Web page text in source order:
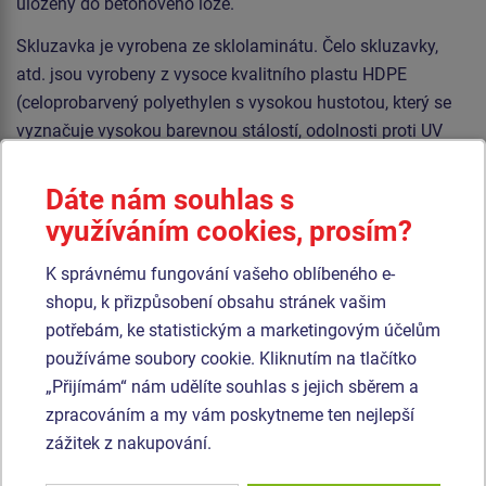
uloženy do betonového lože.
Skluzavka je vyrobena ze sklolaminátu. Čelo skluzavky,
atd. jsou vyrobeny z vysoce kvalitního plastu HDPE
(celoprobarvený polyethylen s vysokou hustotou, který se
vyznačuje vysokou barevnou stálostí, odolnosti proti UV
tak žádné nebezpečí zranění dětí ostrými úlomky). Šplhací
síť a lanový most jsou vyrobeny z materiálu HERKULES (16
mm lana z polypropylenu s vnitřním ocelovým jádrem) a
jsou spojovány plastovými nebo hliníkovými spoji. Podesty
jsou vyrobeny z HPL (vysokotlaký laminát opatřený
protiskluzem, který se vyznačuje vysokou barevnou
stálostí, odolností proti poškrábání a odolností proti vodě).
Veškerý spojovací materiál je pozinkovaný nebo nerezový.
Podobné
Dáte nám souhlas s
využíváním cookies, prosím?
K správnému fungování vašeho oblíbeného e-
shopu, k přizpůsobení obsahu stránek vašim
potřebám, ke statistickým a marketingovým účelům
používáme soubory cookie. Kliknutím na tlačítko
„Přijímám“ nám udělíte souhlas s jejich sběrem a
zpracováním a my vám poskytneme ten nejlepší
zážitek z nakupování.